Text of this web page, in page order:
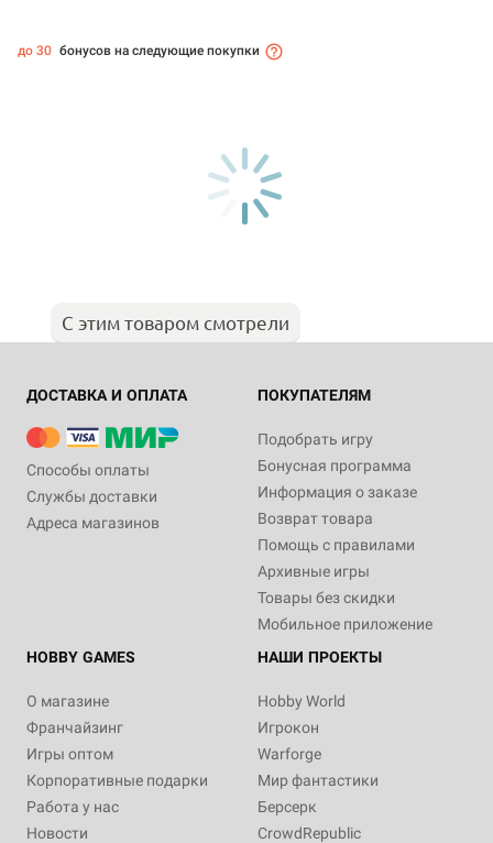
до 30 бонусов на следующие покупки
С этим товаром смотрели
ДОСТАВКА И ОПЛАТА
Способы оплаты
Службы доставки
Адреса магазинов
ПОКУПАТЕЛЯМ
Подобрать игру
Бонусная программа
Информация о заказе
Возврат товара
Помощь с правилами
Архивные игры
Товары без скидки
Мобильное приложение
HOBBY GAMES
О магазине
Франчайзинг
Игры оптом
Корпоративные подарки
Работа у нас
Новости
НАШИ ПРОЕКТЫ
Hobby World
Игрокон
Warforge
Мир фантастики
Берсерк
CrowdRepublic